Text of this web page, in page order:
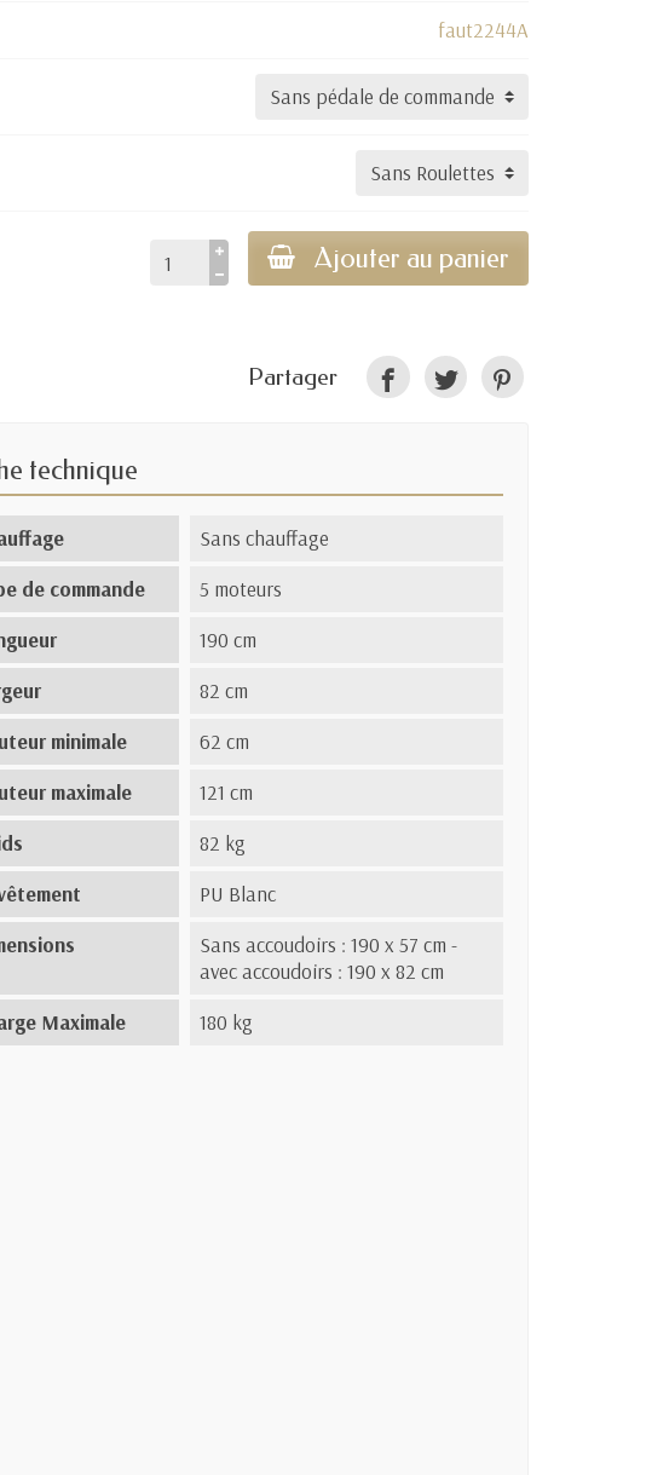
faut2244A
Ajouter au panier
Partager
technique
Sans chauffage
de commande
5 moteurs
190 cm
82 cm
minimale
62 cm
maximale
121 cm
82 kg
PU Blanc
Sans accoudoirs : 190 x 57 cm -
avec accoudoirs : 190 x 82 cm
Maximale
180 kg